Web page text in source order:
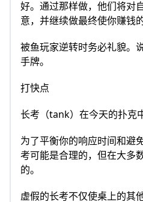
好。通过那样做，他们将对
意，并继续做最终使你赚钱
被鱼玩家逆转时务必礼貌。
手牌。
打快点
长考（tank）在今天的扑克
为了平衡你的响应时间和避
考可能是合理的，但在大多
的。
虚假的长考不仅使桌上的其